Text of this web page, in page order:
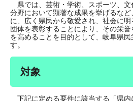
県では、芸術・学術、スポーツ、文
分野において顕著な成果を挙げるな
に、広く県民から敬愛され、社会に
団体を表彰することにより、その栄
を高めることを目的として、岐阜県
す。
対象
下記に定める要件に該当する「県内